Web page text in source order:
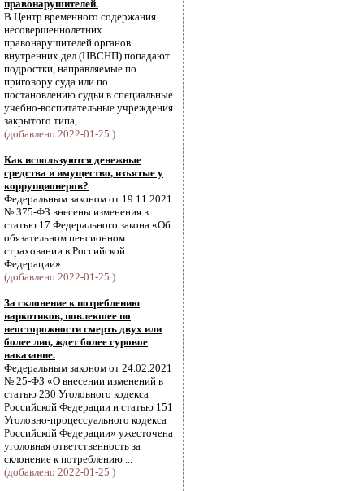
правонарушителей.
В Центр временного содержания
несовершеннолетних
правонарушителей органов
внутренних дел (ЦВСНП) попадают
подростки, направляемые по
приговору суда или по
постановлению судьи в специальные
учебно-воспитательные учреждения
закрытого типа,...
(добавлено 2022-01-25 )
Как используются денежные
средства и имущество, изъятые у
коррупционеров?
Федеральным законом от 19.11.2021
№ 375-ФЗ внесены изменения в
статью 17 Федерального закона «Об
обязательном пенсионном
страховании в Российской
Федерации».
(добавлено 2022-01-25 )
За склонение к потреблению
наркотиков, повлекшее по
неосторожности смерть двух или
более лиц, ждет более суровое
наказание.
Федеральным законом от 24.02.2021
№ 25-ФЗ «О внесении изменений в
статью 230 Уголовного кодекса
Российской Федерации и статью 151
Уголовно-процессуального кодекса
Российской Федерации» ужесточена
уголовная ответственность за
склонение к потреблению ...
(добавлено 2022-01-25 )